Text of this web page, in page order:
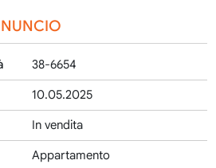
38-6654
10.05.2025
In vendita
Appartamento